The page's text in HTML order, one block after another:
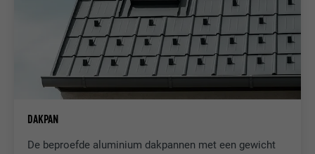
DAKPAN
De beproefde aluminium dakpannen met een gewicht